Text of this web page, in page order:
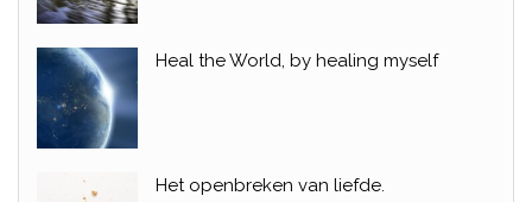
Heal the World, by healing myself
Het openbreken van liefde.